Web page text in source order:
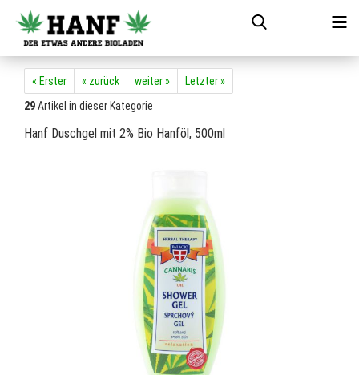
« Erster « zurück weiter »
Letzter »
29Artikel in dieser Kategorie
Hanf Duschgel mit 2% Bio Hanföl, 500ml